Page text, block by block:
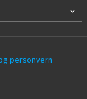
personvern